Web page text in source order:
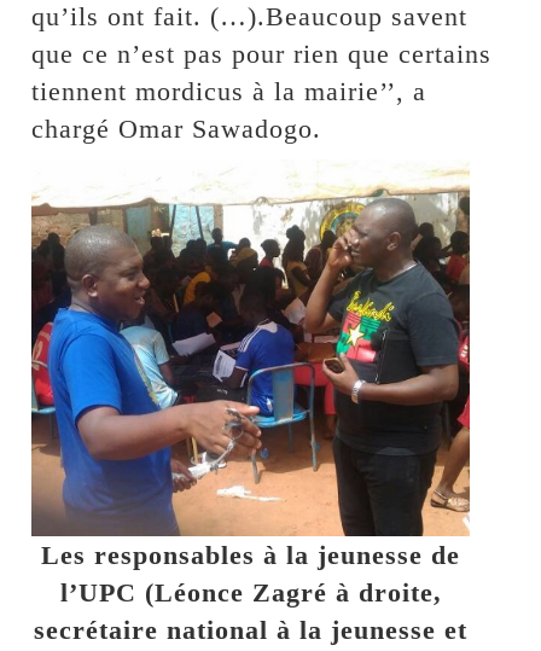
qu’ils ont fait. (…).Beaucoup savent
que ce n’est pas pour rien que certains
tiennent mordicus à la mairie’’, a
chargé Omar Sawadogo.
Les responsables à la jeunesse de
l’UPC (Léonce Zagré à droite,
secrétaire national à la jeunesse et